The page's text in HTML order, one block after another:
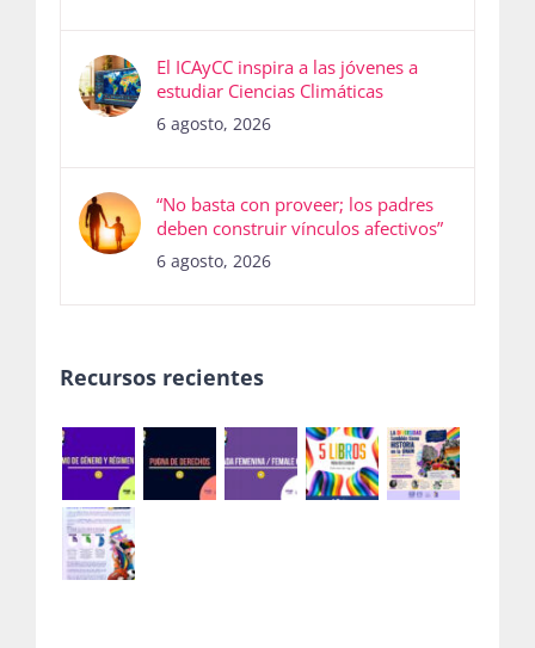
El ICAyCC inspira a las jóvenes a
estudiar Ciencias Climáticas
6 agosto, 2026
“No basta con proveer; los padres
deben construir vínculos afectivos”
6 agosto, 2026
Recursos recientes